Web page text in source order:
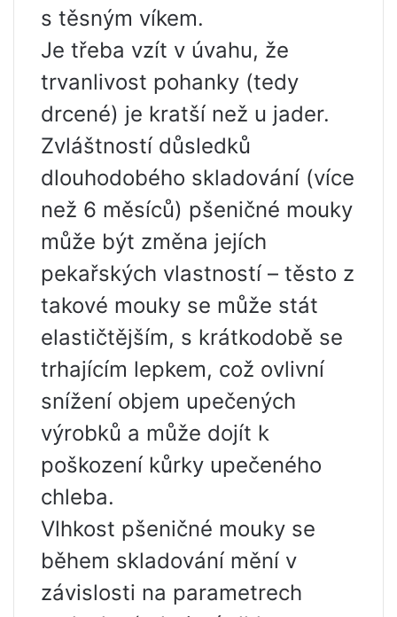
s těsným víkem.
Je třeba vzít v úvahu, že
trvanlivost pohanky (tedy
drcené) je kratší než u jader.
Zvláštností důsledků
dlouhodobého skladování (více
než 6 měsíců) pšeničné mouky
může být změna jejích
pekařských vlastností – těsto z
takové mouky se může stát
elastičtějším, s krátkodobě se
trhajícím lepkem, což ovlivní
snížení objem upečených
výrobků a může dojít k
poškození kůrky upečeného
chleba.
Vlhkost pšeničné mouky se
během skladování mění v
závislosti na parametrech